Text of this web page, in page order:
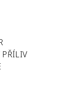
PŘÍLIV